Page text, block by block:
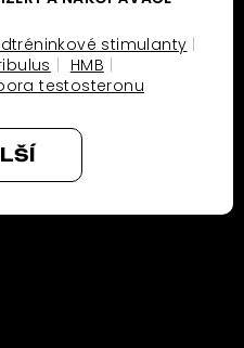
stimulanty
HMB
testosteronu